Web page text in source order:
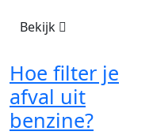
Bekijk
Hoe filter je
afval uit
benzine?